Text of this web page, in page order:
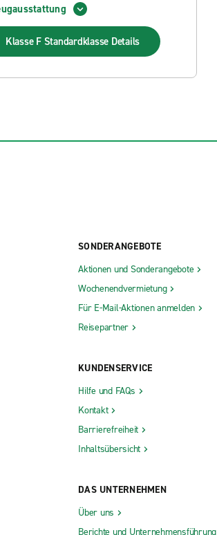
Klasse F Standardklasse Details
SONDERANGEBOTE
Aktionen und Sonderangebote
Wochenendvermietung
Für E-Mail-Aktionen anmelden
Reisepartner
KUNDENSERVICE
Hilfe und FAQs
Kontakt
Barrierefreiheit
Inhaltsübersicht
DAS UNTERNEHMEN
Über uns
Berichte und Unternehmensführung